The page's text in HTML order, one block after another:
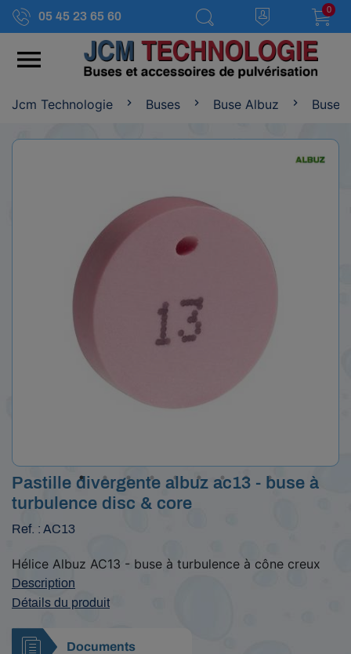
05 45 23 65 60
0

Jcm Technologie Buses Buse Albuz Buse
Pastille divergente albuz ac13 - buse à
turbulence disc & core
Ref. : AC13
Hélice Albuz AC13 - buse à turbulence à cône creux
Description
Détails du produit
Documents